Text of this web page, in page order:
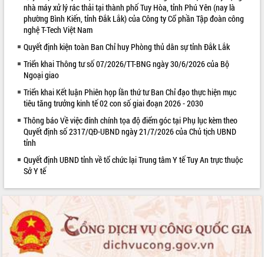
LIÊN KẾT WEB
nhà máy xử lý rác thải tại thành phố Tuy Hòa, tỉnh Phú Yên (nay là
phường Bình Kiến, tỉnh Đắk Lắk) của Công ty Cổ phần Tập đoàn công
nghệ T-Tech Việt Nam
Quyết định kiện toàn Ban Chỉ huy Phòng thủ dân sự tỉnh Đắk Lắk
Triển khai Thông tư số 07/2026/TT-BNG ngày 30/6/2026 của Bộ
Ngoại giao
Triển khai Kết luận Phiên họp lần thứ tư Ban Chỉ đạo thực hiện mục
tiêu tăng trưởng kinh tế 02 con số giai đoạn 2026 - 2030
Thông báo Về việc đính chính tọa độ điểm góc tại Phụ lục kèm theo
Quyết định số 2317/QĐ-UBND ngày 21/7/2026 của Chủ tịch UBND
tỉnh
Quyết định UBND tỉnh về tổ chức lại Trung tâm Y tế Tuy An trực thuộc
Sở Y tế